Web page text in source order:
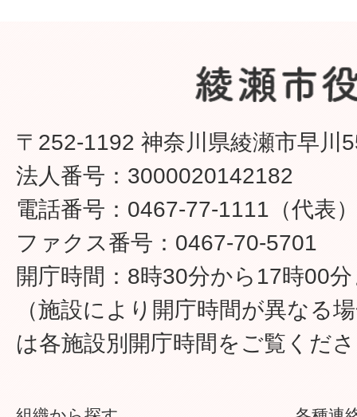
〒252-1192 神奈川県綾瀬市早川
法人番号：3000020142182
電話番号：0467-77-1111（代表
ファクス番号：0467-70-5701
開庁時間：8時30分から17時00
（施設により開庁時間が異なる
は各施設別開庁時間をご覧くだ